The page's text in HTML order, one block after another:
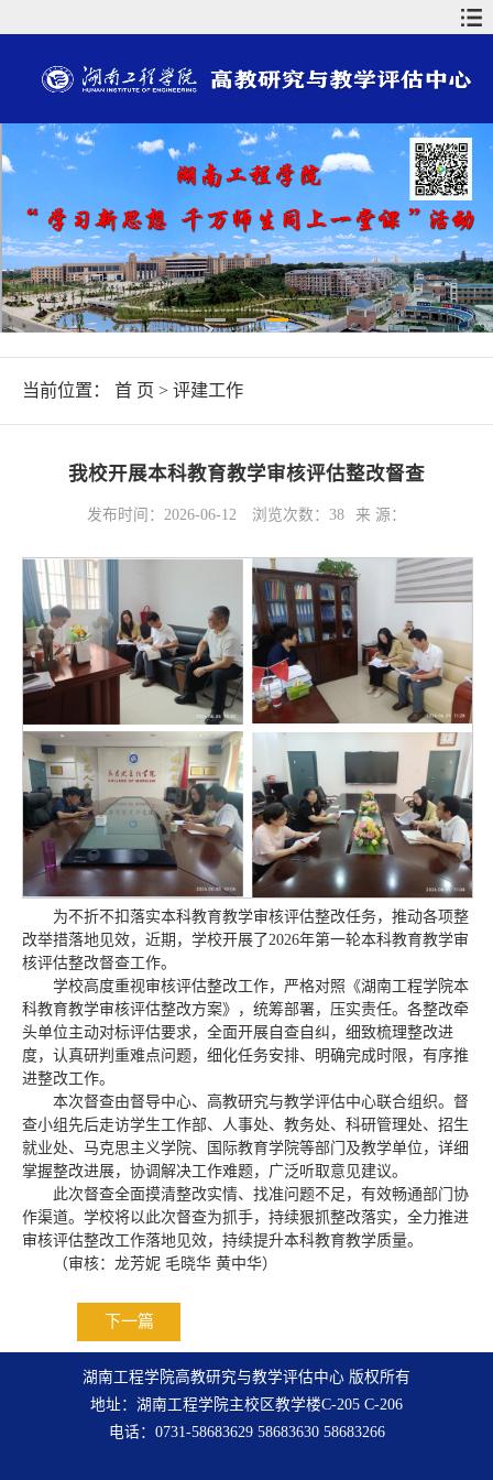
当前位置： 首 页 > 评建工作
我校开展本科教育教学审核评估整改督查
发布时间：2026-06-12 浏览次数： 38 来 源：
为不折不扣落实本科教育教学审核评估整改任务，推动各项整
改举措落地见效，近期，学校开展了2026年第一轮本科教育教学审
核评估整改督查工作。
学校高度重视审核评估整改工作，严格对照《湖南工程学院本
科教育教学审核评估整改方案》，统筹部署，压实责任。各整改牵
头单位主动对标评估要求，全面开展自查自纠，细致梳理整改进
度，认真研判重难点问题，细化任务安排、明确完成时限，有序推
进整改工作。
本次督查由督导中心、高教研究与教学评估中心联合组织。督
查小组先后走访学生工作部、人事处、教务处、科研管理处、招生
就业处、马克思主义学院、国际教育学院等部门及教学单位，详细
掌握整改进展，协调解决工作难题，广泛听取意见建议。
此次督查全面摸清整改实情、找准问题不足，有效畅通部门协
作渠道。学校将以此次督查为抓手，持续狠抓整改落实，全力推进
审核评估整改工作落地见效，持续提升本科教育教学质量。
（审核：龙芳妮 毛晓华 黄中华）
下一篇
湖南工程学院高教研究与教学评估中心 版权所有
地址：湖南工程学院主校区教学楼C-205 C-206
电话：0731-58683629 58683630 58683266